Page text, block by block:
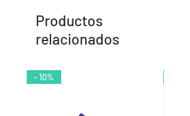
Productos
relacionados
- 10%